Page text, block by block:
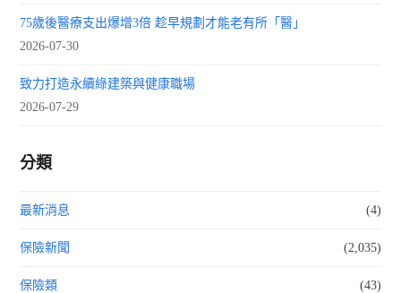
75歲後醫療支出爆增3倍 趁早規劃才能老有所「醫」
2026-07-30
致力打造永續綠建築與健康職場
2026-07-29
分類
最新消息 (4)
保險新聞 (2,035)
保險類 (43)